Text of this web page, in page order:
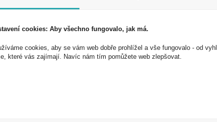
akce a slevy!
a využijte exkluzivních výhod!
cookies: Aby všechno fungovalo, jak má.
cookies, aby se vám web dobře prohlížel a vše fungovalo - od
které vás zajímají. Navíc nám tím pomůžete web zlepšovat.